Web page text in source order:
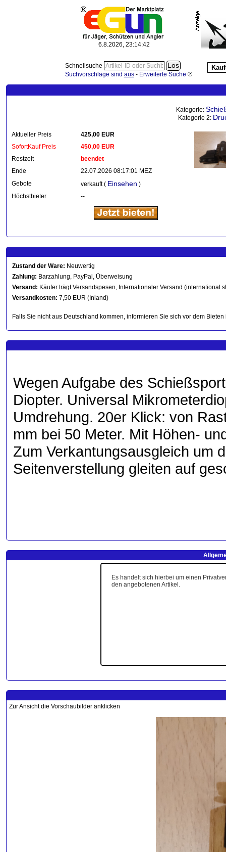
6.8.2026, 23:14:42
Schnellsuche
Suchvorschläge sind aus- Erweiterte Suche
Kategorie:
Kategorie 2:
Aktueller Preis
425,00 EUR
SofortKauf Preis
450,00 EUR
Restzeit
beendet
Ende
22.07.2026 08:17:01 MEZ
Gebote
verkauft ( Einsehen )
Höchstbieter
--
Zustand der Ware: Neuwertig
Zahlung: Barzahlung, PayPal, Überweisung
Versand: Käufer trägt Versandspesen, Internationaler Versand (international
Versandkosten: 7,50 EUR (Inland)
Falls Sie nicht aus Deutschland kommen, informieren Sie sich vor dem
Wegen Aufgabe des
Diopter. Universal
Umdrehung. 20er Klick: von
mm bei 50 Meter. Mit Höhen-
Zum Verkantungsausgleich um
Seitenverstellung gleiten auf
Zur Ansicht die Vorschaubilder anklicken